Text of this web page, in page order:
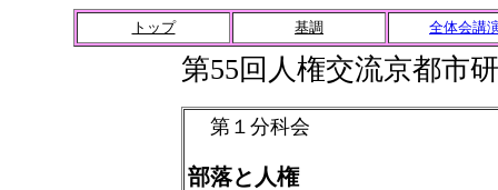
トップ 基調 全体会講
第55回人権交流京都市
第１ 分科会
部落と人権